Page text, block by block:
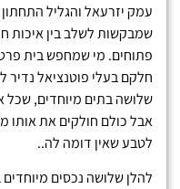
עמק יזרעאל והגליל
שמבקשות לשלב בין איכות
פתוחים. מי שמחפש בית פרטי
חלקם בעלי פוטנציאל נדיר
שלושה בתים מיוחדים, שכל
אבל כולם חולקים את אותו
לטבע שאין דומה לה..
להלן שלושה נכסים